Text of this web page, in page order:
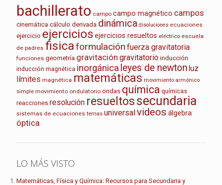
bachillerato campo campo magnético campos
cinemática cálculo derivada dinámica disoluciones ecuaciones
ejercicio ejercicios ejercicios resueltos eléctrico escuela
de padres fisicaformulación fuerza gravitatoria
funciones geometría gravitación gravitatorio inducción
inducción magnética inorgánica leyes de newton luz
límites magnética matemáticas movimiento armónico
simple movimiento ondulatorio ondas química químicas
reacciones resolución resueltossecundaria
sistemas de ecuaciones temas universalvideos álgebra
óptica
LO MÁS VISTO
Matemáticas, Física y Química: Recursos para Secundaria y